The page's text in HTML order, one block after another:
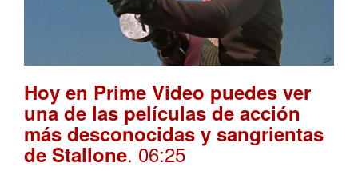
Hoy en Prime Video puedes ver
una de las películas de acción
más desconocidas y sangrientas
de Stallone. 06:25